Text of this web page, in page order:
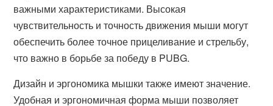
важными характеристиками. Высокая
чувствительность и точность движения мыши могут
обеспечить более точное прицеливание и стрельбу,
что важно в борьбе за победу в PUBG.
Дизайн и эргономика мышки также имеют значение.
Удобная и эргономичная форма мыши позволяет